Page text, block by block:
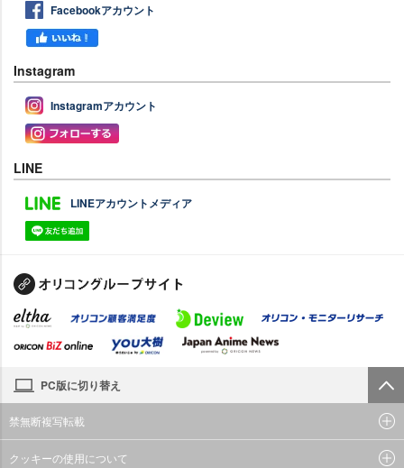
Facebookアカウント
Instagram
Instagramアカウント
LINE
LINEアカウントメディア
PC版に切り替え
禁無断複写転載
クッキーの使用について